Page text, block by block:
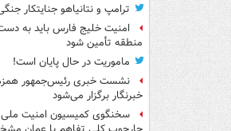
ترامپ و نتانیاهو جنایتکار
امنیت خلیج فارس باید به
منطقه تأمین شود
ماموریت در حال پایان است!
نشست خبری رئیس‌جمهور
خبرنگار برگزار می‌شود
سخنگوی کمیسیون امنیت